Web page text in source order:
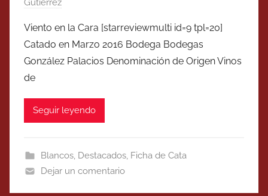
Gutierrez
Viento en la Cara [starreviewmulti id=9 tpl=20]
Catado en Marzo 2016 Bodega Bodegas
González Palacios Denominación de Origen Vinos
de
Seguir leyendo
Blancos, Destacados, Ficha de Cata
Dejar un comentario